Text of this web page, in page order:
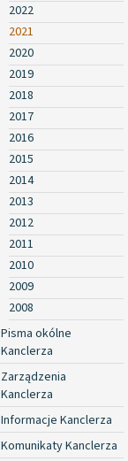
2022
2021
2020
2019
2018
2017
2016
2015
2014
2013
2012
2011
2010
2009
2008
Pisma okólne
Kanclerza
Zarządzenia
Kanclerza
Informacje Kanclerza
Komunikaty Kanclerza